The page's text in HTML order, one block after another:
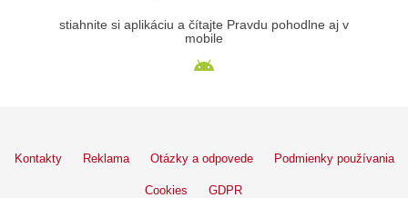
stiahnite si aplikáciu a čítajte Pravdu pohodlne aj v
mobile
Kontakty Reklama Otázky a odpovede Podmienky používania
Cookies GDPR